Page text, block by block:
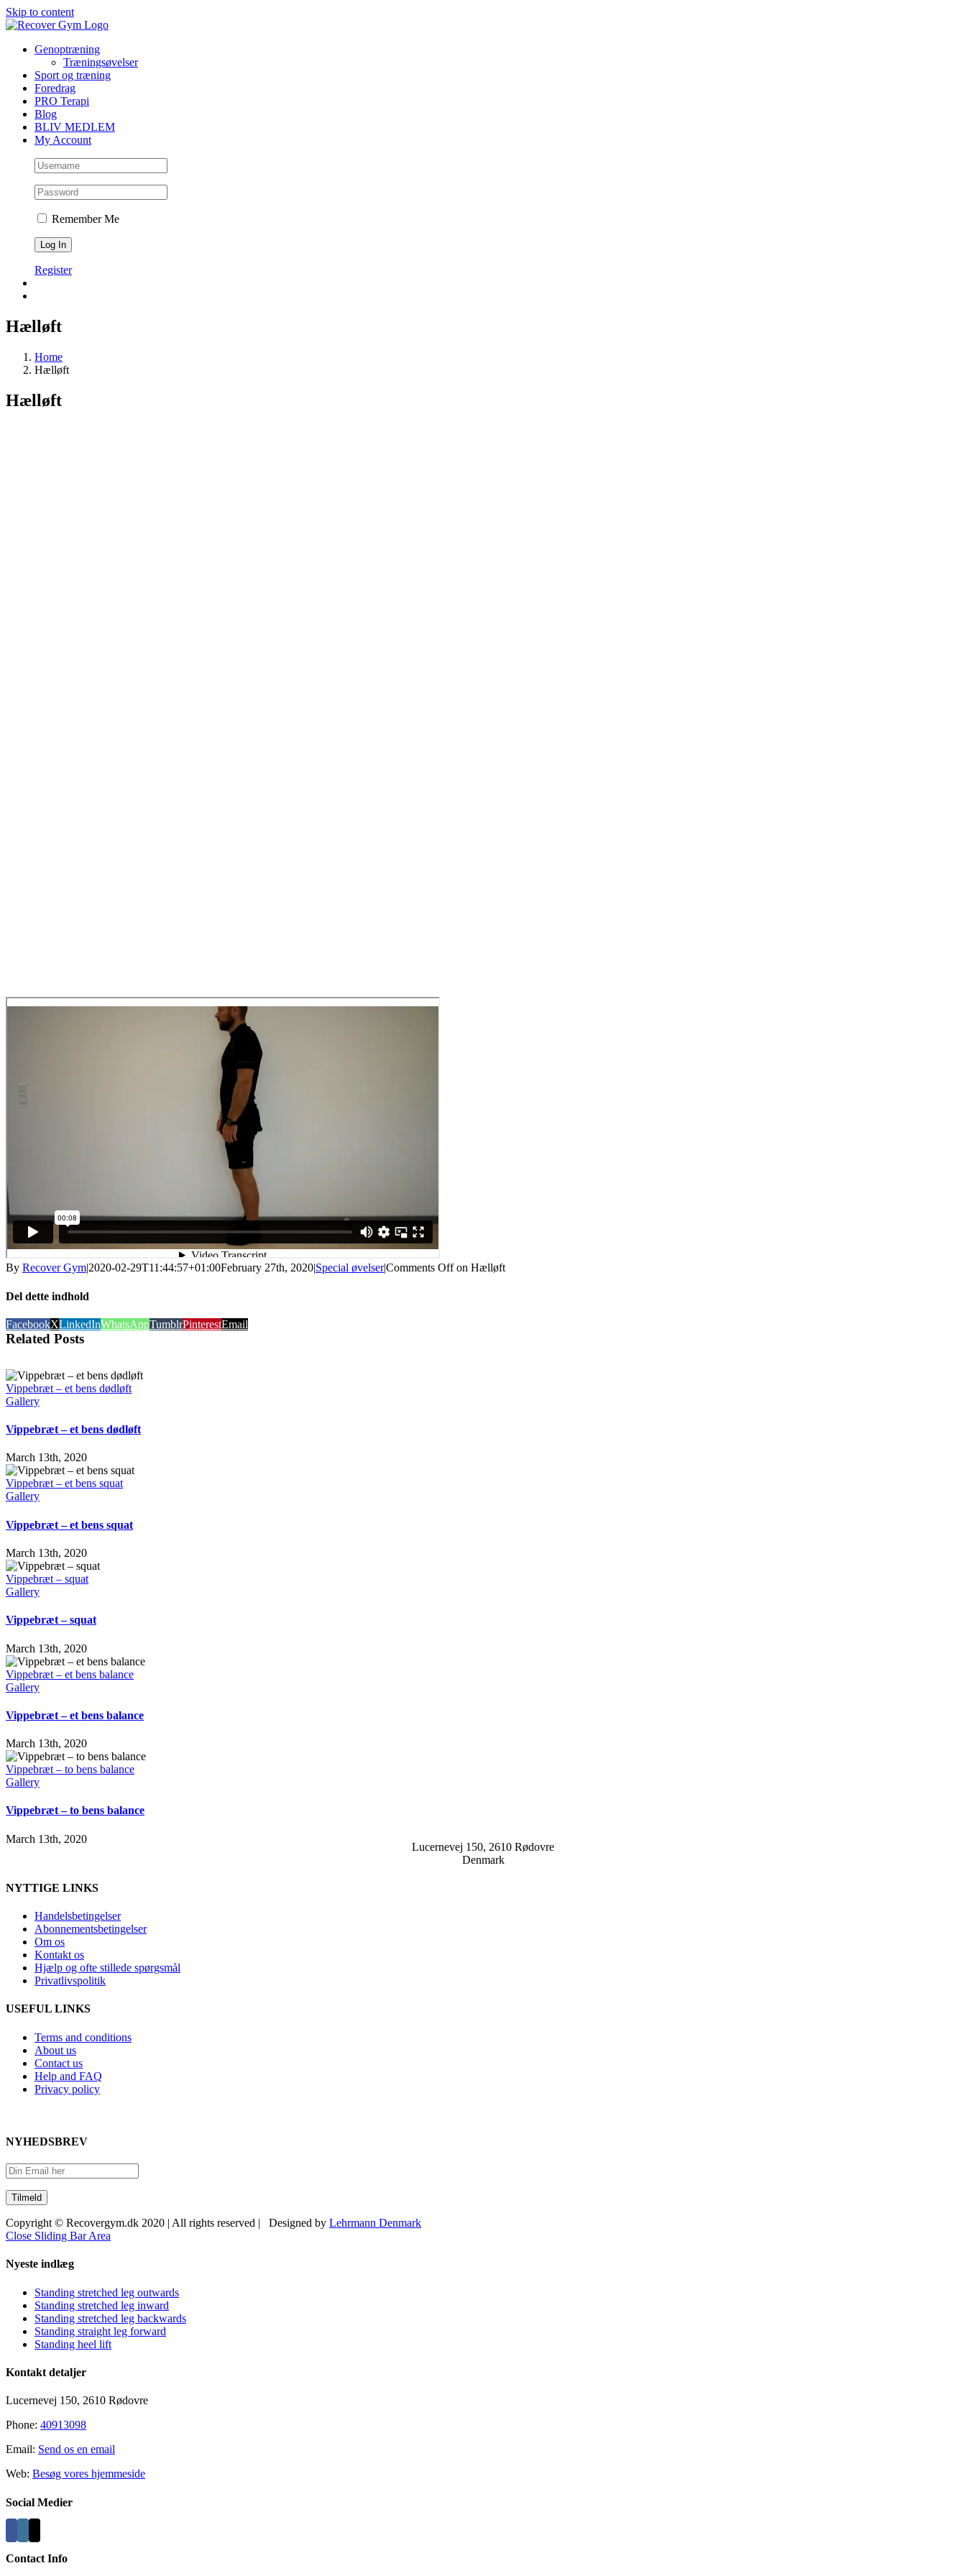
Skip to content
Genoptræning
Træningsøvelser
Sport og træning
Foredrag
PRO Terapi
Blog
BLIV MEDLEM
My Account
Remember Me
Register
Hælløft
Home
Hælløft
Hælløft
By Recover Gym|2020-02-29T11:44:57+01:00February 27th, 2020|Special øvelser|Comments Offon Hælløft
Del dette indhold
FacebookXLinkedInWhatsAppTumblrPinterestEmail
Related Posts
Vippebræt – et bens dødløft
Gallery
Vippebræt – et bens dødløft
March 13th, 2020
Vippebræt – et bens squat
Gallery
Vippebræt – et bens squat
March 13th, 2020
Vippebræt – squat
Gallery
Vippebræt – squat
March 13th, 2020
Vippebræt – et bens balance
Gallery
Vippebræt – et bens balance
March 13th, 2020
Vippebræt – to bens balance
Gallery
Vippebræt – to bens balance
March 13th, 2020
Lucernevej 150, 2610 Rødovre
Denmark
NYTTIGE LINKS
Handelsbetingelser
Abonnementsbetingelser
Om os
Kontakt os
Hjælp og ofte stillede spørgsmål
Privatlivspolitik
USEFUL LINKS
Terms and conditions
About us
Contact us
Help and FAQ
Privacy policy
NYHEDSBREV
Copyright © Recovergym.dk 2020 | All rights reserved | Designed by Lehrmann Denmark
Close Sliding Bar Area
Nyeste indlæg
Standing stretched leg outwards
Standing stretched leg inward
Standing stretched leg backwards
Standing straight leg forward
Standing heel lift
Kontakt detaljer
Lucernevej 150, 2610 Rødovre
Phone: 40913098
Email: Send os en email
Web: Besøg vores hjemmeside
Social Medier
Contact Info